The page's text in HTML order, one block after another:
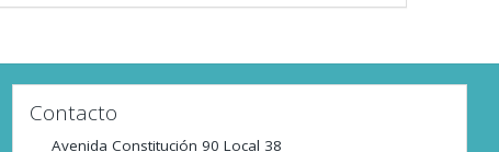
Contacto
Avenida Constitución 90 Local 38